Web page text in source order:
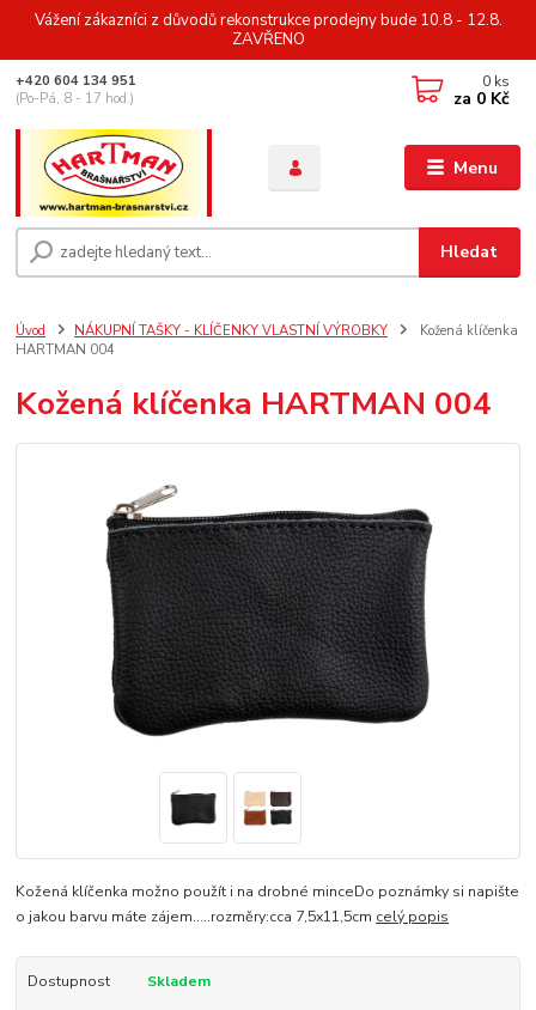
Vážení zákazníci z důvodů rekonstrukce prodejny bude 10.8 - 12.8.
ZAVŘENO
Menu
Hledat
+420 604 134 951
(Po-Pá, 8 - 17 hod.)
0 ks
za 0 Kč
Úvod NÁKUPNÍ TAŠKY - KLÍČENKY VLASTNÍ VÝROBKY
Kožená klíčenka
HARTMAN 004
Kožená klíčenka HARTMAN 004
Kožená klíčenka možno použít i na drobné minceDo poznámky si napište
o jakou barvu máte zájem.....rozměry:cca 7,5x11,5cm celý popis
Dostupnost Skladem